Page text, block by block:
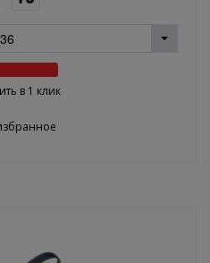
в 1 клик